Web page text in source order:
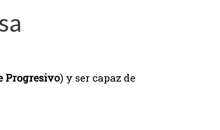
Progresivo) y ser capaz de